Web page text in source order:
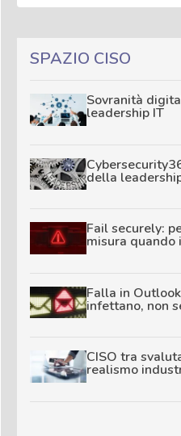
SPAZIO CISO
Sovranità
leadership IT
della
Fail securely:
misura quando
Falla in
infettano, non
CISO tra
realismo